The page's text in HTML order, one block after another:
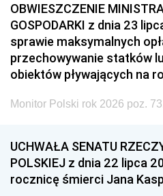
OBWIESZCZENIE
GOSPODARKI z dnia 23
sprawie maksymalnych
przechowywanie statków
obiektów pływających na
Monitor Polski rok 2026 poz.
UCHWAŁA SENATU
POLSKIEJ z dnia 22 lipca
rocznicę śmierci Jana